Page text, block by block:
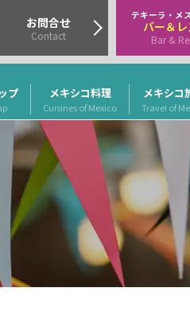
プ メキシコ料理
Cuisines of Mexico
メキシコ
Travel of
お問合せ
Contact
テキーラ・メ
バー＆
Bar &